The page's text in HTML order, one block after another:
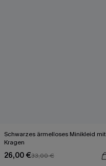
Schwarzes ärmelloses Minikleid mit
Kragen
26,00 €33,00 €